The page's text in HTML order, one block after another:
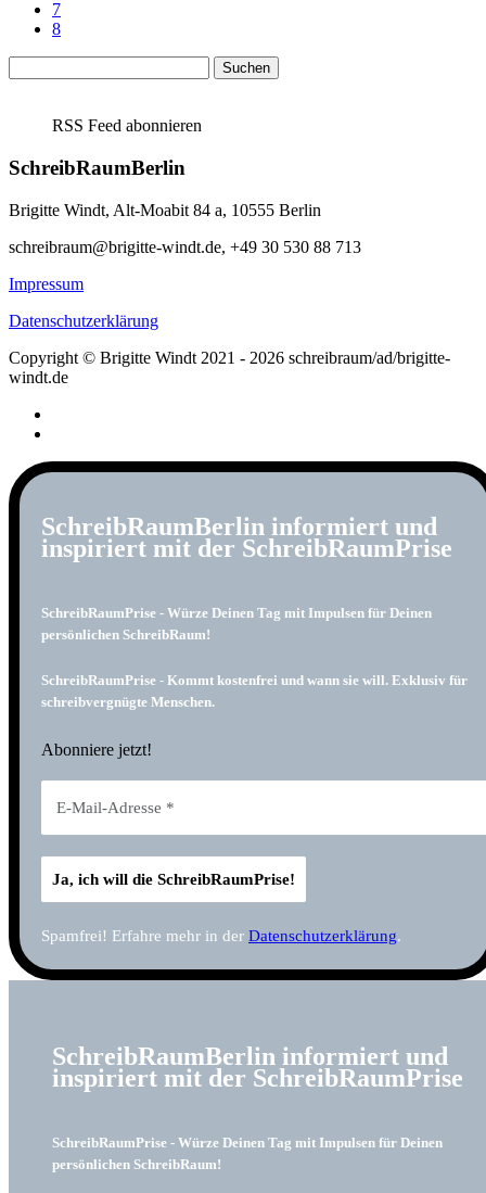
7
8
nach:
RSS Feed abonnieren
SchreibRaumBerlin
Brigitte Windt, Alt-Moabit 84 a, 10555 Berlin
schreibraum@brigitte-windt.de, +49 30 530 88 713
Impressum
Datenschutzerklärung
Copyright © Brigitte Windt 2021 - 2026 schreibraum/ad/brigitte-
windt.de
SchreibRaumBerlin informiert und
inspiriert mit der SchreibRaumPrise
SchreibRaumPrise - Würze Deinen Tag mit Impulsen für Deinen
persönlichen SchreibRaum!
SchreibRaumPrise - Kommt kostenfrei und wann sie will. Exklusiv für
schreibvergnügte Menschen.
Abonniere jetzt!
Spamfrei! Erfahre mehr in der Datenschutzerklärung.
SchreibRaumBerlin informiert und
inspiriert mit der SchreibRaumPrise
SchreibRaumPrise - Würze Deinen Tag mit Impulsen für Deinen
persönlichen SchreibRaum!